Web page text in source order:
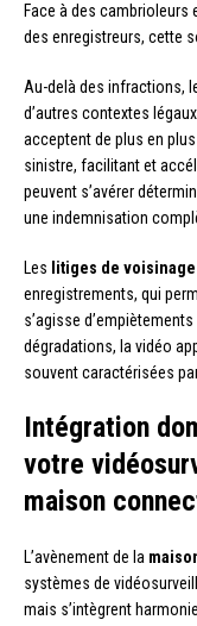
Face à des cambrioleurs
des enregistreurs, cette
Au-delà des infractions,
d’autres contextes
acceptent de plus en
sinistre, facilitant et
peuvent s’avérer
une indemnisation
Les litiges de voisinage
enregistrements, qui
s’agisse
dégradations, la vidéo
souvent caractérisées
Intégration
votre
maison
L’avènement de la
systèmes de
mais s’intègrent